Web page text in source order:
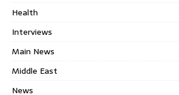
Health
Interviews
Main News
Middle East
News